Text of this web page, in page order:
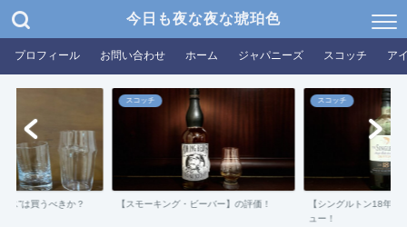
今日も夜な夜な琥珀色
プロフィール お問い合わせ ホーム ジャパニーズ スコッチ ア
ス”は買うべきか？
スコッチ
【スモーキング・ビーバー】の評価！
スコッチ
【シングルトン18年ダ
ュー！